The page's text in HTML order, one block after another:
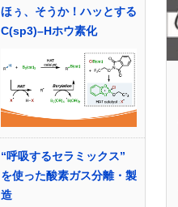
ほぅ、そうか！ハッとする
C(sp3)–Hホウ素化
“呼吸するセラミックス”
を使った酸素ガス分離・製
造